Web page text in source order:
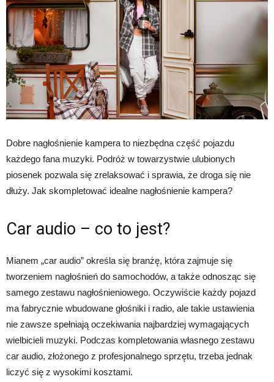
Dobre nagłośnienie kampera to niezbędna część pojazdu
każdego fana muzyki. Podróż w towarzystwie ulubionych
piosenek pozwala się zrelaksować i sprawia, że droga się nie
dłuży. Jak skompletować idealne nagłośnienie kampera?
Car audio – co to jest?
Mianem „car audio” określa się branżę, która zajmuje się
tworzeniem nagłośnień do samochodów, a także odnosząc się
samego zestawu nagłośnieniowego. Oczywiście każdy pojazd
ma fabrycznie wbudowane głośniki i radio, ale takie ustawienia
nie zawsze spełniają oczekiwania najbardziej wymagających
wielbicieli muzyki. Podczas kompletowania własnego zestawu
car audio, złożonego z profesjonalnego sprzętu, trzeba jednak
liczyć się z wysokimi kosztami.